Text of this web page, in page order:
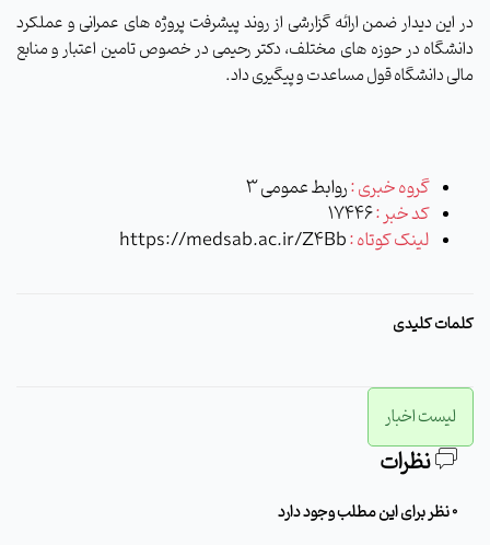
در این دیدار ضمن ارائه گزارشی از روند پیشرفت پروژه های عمرانی و عملکرد
دانشگاه در حوزه های مختلف، دکتر رحیمی در خصوص تامین اعتبار و منابع
مالی دانشگاه قول مساعدت و پیگیری داد.
گروه خبری :روابط عمومی 3
کد خبر :17446
لینک کوتاه :https://medsab.ac.ir/Z4Bb
کلمات کلیدی
لیست اخبار
نظرات
0 نظر برای این مطلب وجود دارد